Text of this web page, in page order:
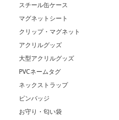
スチール缶ケース
マグネットシート
クリップ・マグネット
アクリルグッズ
大型アクリルグッズ
PVCネームタグ
ネックストラップ
ピンバッジ
お守り・匂い袋